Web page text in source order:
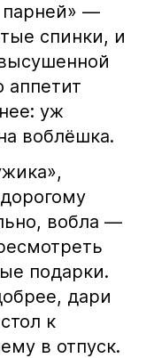
парней» —
спинки, и
аппетит
уж
воблёшка.
вобла —
подарки.
дари
к
в отпуск.